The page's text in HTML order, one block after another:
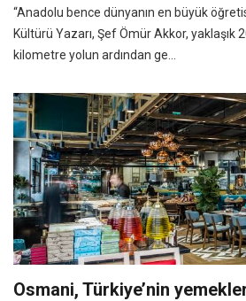
“Anadolu bence dünyanın en büyük
Kültürü Yazarı, Şef Ömür Akkor, yaklaşık
kilometre yolun ardından ge...
Osmani, Türkiye’nin